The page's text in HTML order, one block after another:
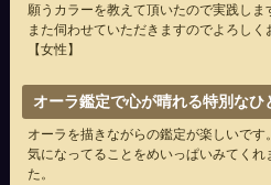
願うカラーを教えて頂いたので実践し
また伺わせていただきますのでよろしく
【女性】
オーラ鑑定で心が晴れる特別なひ
オーラを描きながらの鑑定が楽しいです。
気になってることをめいっぱいみてくれ
た。